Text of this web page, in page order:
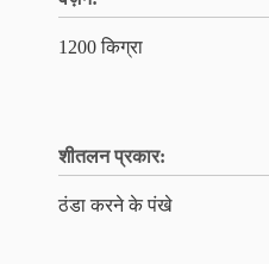
1200 किग्रा
शीतलन प्रकार:
ठंडा करने के पंखे